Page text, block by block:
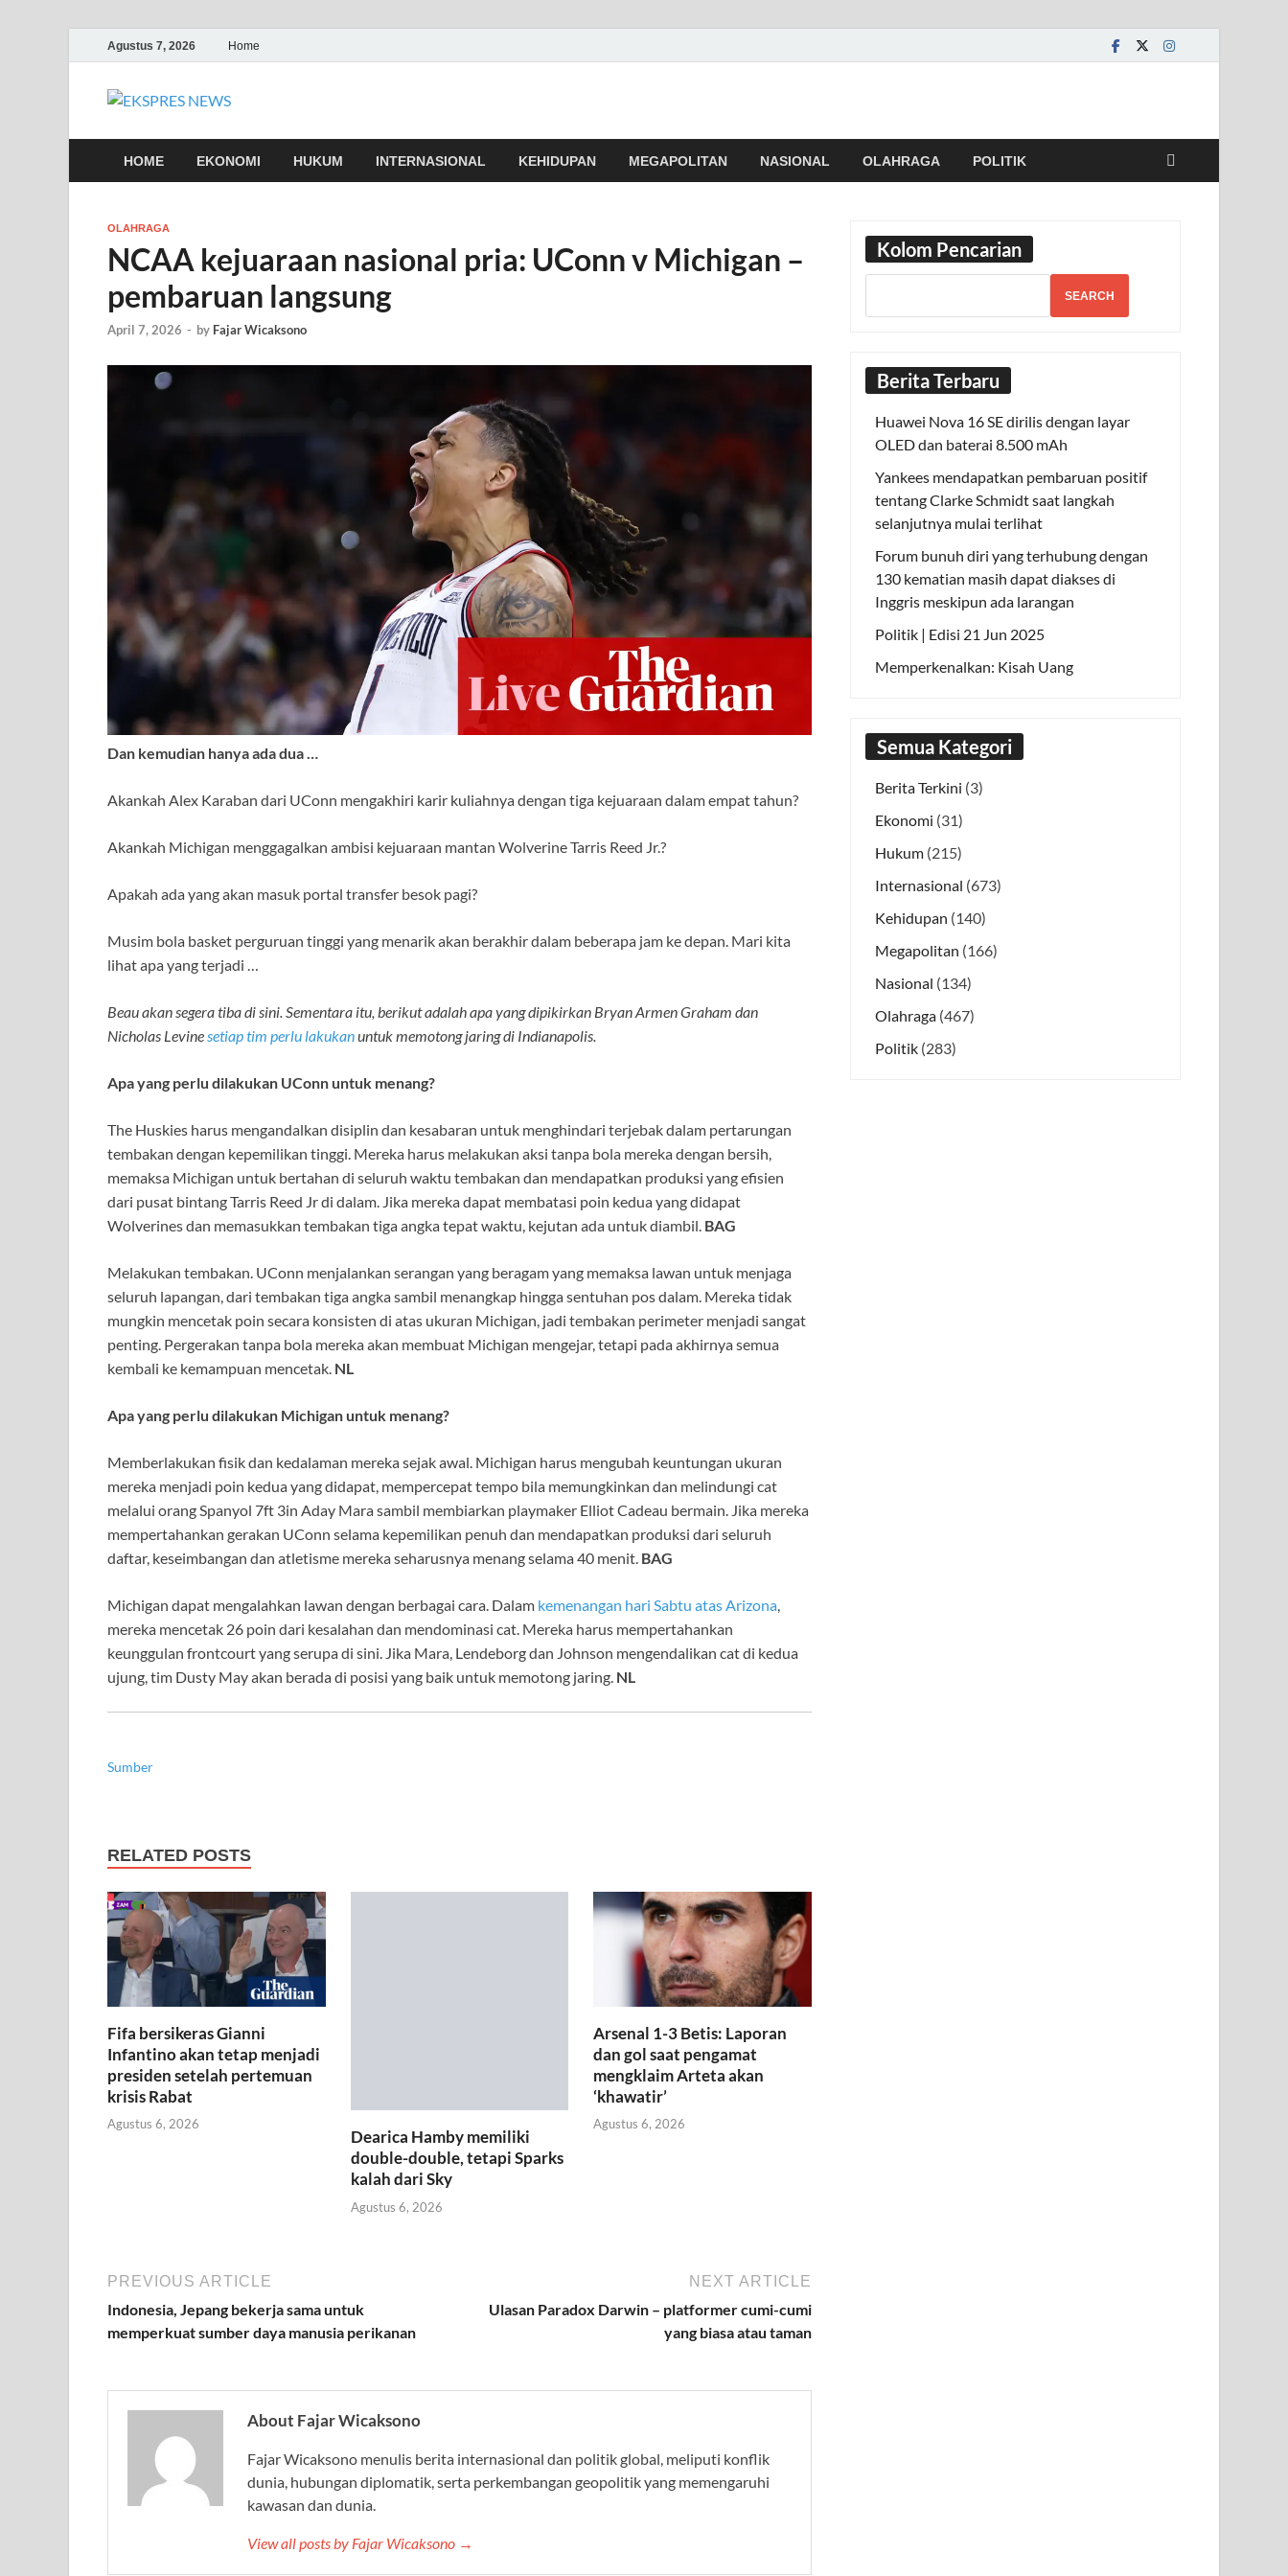
Agustus 7, 2026 Home
EKSPRES NEWS
HOME EKONOMI HUKUM INTERNASIONAL KEHIDUPAN MEGAPOLITAN NASIONAL OLAHRAGA POLITIK
OLAHRAGA
NCAA kejuaraan nasional pria: UConn v Michigan –
pembaruan langsung
April 7, 2026 - by Fajar Wicaksono
Dan kemudian hanya ada dua …
Akankah Alex Karaban dari UConn mengakhiri karir kuliahnya dengan tiga kejuaraan dalam empat tahun?
Akankah Michigan menggagalkan ambisi kejuaraan mantan Wolverine Tarris Reed Jr.?
Apakah ada yang akan masuk portal transfer besok pagi?
Musim bola basket perguruan tinggi yang menarik akan berakhir dalam beberapa jam ke depan. Mari kita
lihat apa yang terjadi …
Beau akan segera tiba di sini. Sementara itu, berikut adalah apa yang dipikirkan Bryan Armen Graham dan
Nicholas Levinesetiap tim perlu lakukanuntuk memotong jaring di Indianapolis.
Apa yang perlu dilakukan UConn untuk menang?
The Huskies harus mengandalkan disiplin dan kesabaran untuk menghindari terjebak dalam pertarungan
tembakan dengan kepemilikan tinggi. Mereka harus melakukan aksi tanpa bola mereka dengan bersih,
memaksa Michigan untuk bertahan di seluruh waktu tembakan dan mendapatkan produksi yang efisien
dari pusat bintang Tarris Reed Jr di dalam. Jika mereka dapat membatasi poin kedua yang didapat
Wolverines dan memasukkan tembakan tiga angka tepat waktu, kejutan ada untuk diambil. BAG
Melakukan tembakan. UConn menjalankan serangan yang beragam yang memaksa lawan untuk menjaga
seluruh lapangan, dari tembakan tiga angka sambil menangkap hingga sentuhan pos dalam. Mereka tidak
mungkin mencetak poin secara konsisten di atas ukuran Michigan, jadi tembakan perimeter menjadi sangat
penting. Pergerakan tanpa bola mereka akan membuat Michigan mengejar, tetapi pada akhirnya semua
kembali ke kemampuan mencetak. NL
Apa yang perlu dilakukan Michigan untuk menang?
Memberlakukan fisik dan kedalaman mereka sejak awal. Michigan harus mengubah keuntungan ukuran
mereka menjadi poin kedua yang didapat, mempercepat tempo bila memungkinkan dan melindungi cat
melalui orang Spanyol 7ft 3in Aday Mara sambil membiarkan playmaker Elliot Cadeau bermain. Jika mereka
mempertahankan gerakan UConn selama kepemilikan penuh dan mendapatkan produksi dari seluruh
daftar, keseimbangan dan atletisme mereka seharusnya menang selama 40 menit. BAG
Michigan dapat mengalahkan lawan dengan berbagai cara. Dalam kemenangan hari Sabtu atas Arizona,
mereka mencetak 26 poin dari kesalahan dan mendominasi cat. Mereka harus mempertahankan
keunggulan frontcourt yang serupa di sini. Jika Mara, Lendeborg dan Johnson mengendalikan cat di kedua
ujung, tim Dusty May akan berada di posisi yang baik untuk memotong jaring. NL
Sumber
RELATED POSTS
Fifa bersikeras Gianni
Infantino akan tetap menjadi
presiden setelah pertemuan
krisis Rabat
Agustus 6, 2026
Dearica Hamby memiliki
double-double, tetapi Sparks
kalah dari Sky
Agustus 6, 2026
Arsenal 1-3 Betis: Laporan
dan gol saat pengamat
mengklaim Arteta akan
‘khawatir’
Agustus 6, 2026
PREVIOUS ARTICLE
Indonesia, Jepang bekerja sama untuk
memperkuat sumber daya manusia perikanan
NEXT ARTICLE
Ulasan Paradox Darwin – platformer cumi-cumi
yang biasa atau taman
About Fajar Wicaksono
Fajar Wicaksono menulis berita internasional dan politik global, meliputi konflik
dunia, hubungan diplomatik, serta perkembangan geopolitik yang memengaruhi
kawasan dan dunia.
View all posts by Fajar Wicaksono →
Kolom Pencarian
SEARCH
Berita Terbaru
Huawei Nova 16 SE dirilis dengan layar
OLED dan baterai 8.500 mAh
Yankees mendapatkan pembaruan positif
tentang Clarke Schmidt saat langkah
selanjutnya mulai terlihat
Forum bunuh diri yang terhubung dengan
130 kematian masih dapat diakses di
Inggris meskipun ada larangan
Politik | Edisi 21 Jun 2025
Memperkenalkan: Kisah Uang
Semua Kategori
Berita Terkini (3)
Ekonomi (31)
Hukum (215)
Internasional (673)
Kehidupan (140)
Megapolitan (166)
Nasional (134)
Olahraga (467)
Politik (283)